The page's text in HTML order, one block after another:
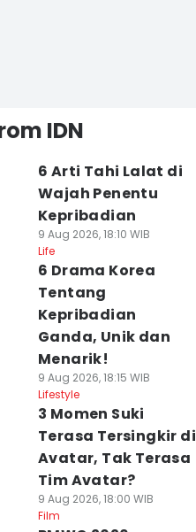
IDN
6 Arti Tahi Lalat di
Wajah Penentu
Kepribadian
9 Aug 2026, 18:10 WIB
Life
6 Drama Korea
Tentang
Kepribadian
Ganda, Unik dan
Menarik!
9 Aug 2026, 18:15 WIB
Lifestyle
3 Momen Suki
Terasa Tersingkir di
Avatar, Tak Terasa
Tim Avatar?
9 Aug 2026, 18:00 WIB
Film